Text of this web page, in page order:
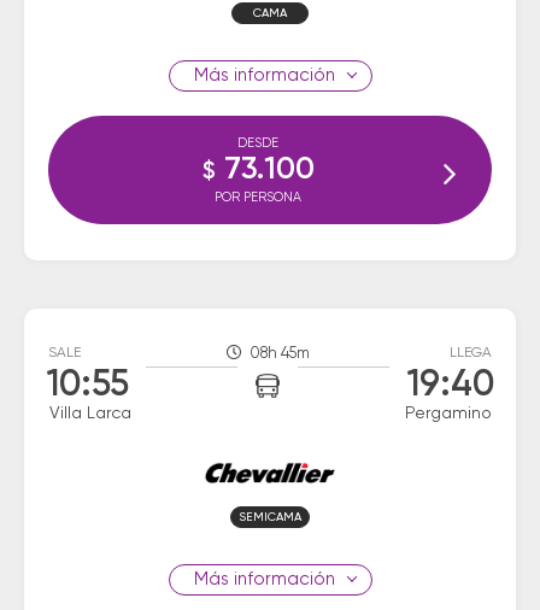
CAMA
información
DESDE
$ 73.100
POR PERSONA
SALE
10:55
Villa Larca
08h 45m LLEGA
19:40
Pergamino
SEMICAMA
información